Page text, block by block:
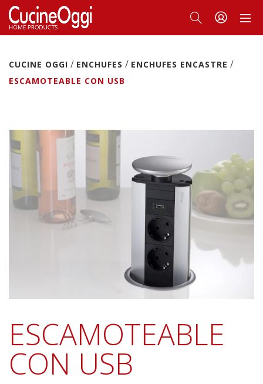
CUCINE OGGI / ENCHUFES / ENCHUFES ENCASTRE /
ESCAMOTEABLE CON USB
ESCAMOTEABLE
CON USB